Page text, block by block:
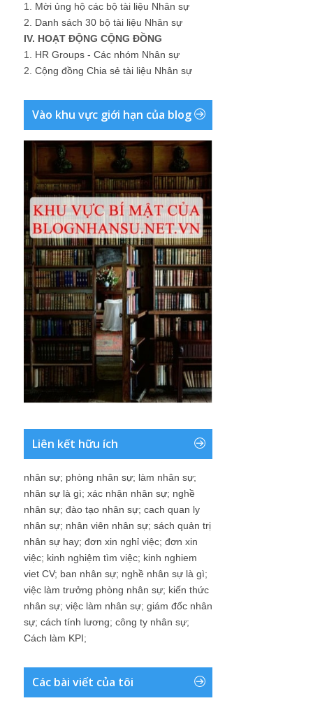
1. Mời ủng hộ các bộ tài liệu Nhân sự
2. Danh sách 30 bộ tài liệu Nhân sự
IV. HOẠT ĐỘNG CỘNG ĐỒNG
1. HR Groups - Các nhóm Nhân sự
2. Cộng đồng Chia sẻ tài liệu Nhân sự
Vào khu vực giới hạn của blog
Liên kết hữu ích
nhân sự; phòng nhân sự; làm nhân sự;
nhân sự là gì; xác nhận nhân sự; nghề
nhân sự; đào tạo nhân sự; cach quan ly
nhân sự; nhân viên nhân sự; sách quản trị
nhân sự hay; đơn xin nghỉ việc; đơn xin
việc; kinh nghiệm tìm việc; kinh nghiem
viet CV; ban nhân sự; nghề nhân sự là gì;
việc làm trưởng phòng nhân sự; kiến thức
nhân sự; việc làm nhân sự; giám đốc nhân
sự; cách tính lương; công ty nhân sự;
Cách làm KPI;
Các bài viết của tôi